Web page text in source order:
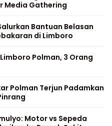
Media Gathering
Bantuan Belasan
di Limboro
Polman, 3 Orang
Polman Terjun Padamkan
Motor vs Sepeda